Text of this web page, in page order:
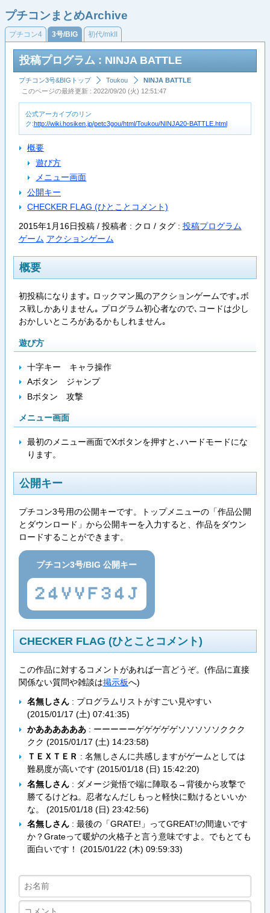
プチコンまとめArchive
プチコン4 3号/BIG 初代/mkII
投稿プログラム : NINJA BATTLE
プチコン3号&BIGトップ Toukou
NINJA BATTLE
このページの最終更新 : 2022/09/20 (火) 12:51:47
公式アーカイブのリン
ク:http://wiki.hosiken.jp/petc3gou/html/Toukou/NINJA20-BATTLE.html
概要
遊び方
メニュー画面
公開キー
CHECKER FLAG (ひとことコメント)
2015年1月16日投稿 / 投稿者 : クロ / タグ : 投稿プログラム
ゲーム アクションゲーム
概要
初投稿になります｡ ロックマン風のアクションゲームです｡ボ
ス戦しかありません｡ プログラム初心者なので､コードは少し
おかしいところがあるかもしれません｡
遊び方
十字キー キャラ操作
Aボタン ジャンプ
Bボタン 攻撃
メニュー画面
最初のメニュー画面でXボタンを押すと､ハードモードにな
ります。
公開キー
プチコン3号用の公開キーです。トップメニューの「作品公開
とダウンロード」から公開キーを入力すると、作品をダウン
ロードすることができます。
プチコン3号/BIG 公開キー
24VVF34J
CHECKER FLAG (ひとことコメント)
この作品に対するコメントがあれば一言どうぞ。(作品に直接
関係ない質問や雑談は掲示板へ)
名無しさん: プログラムリストがすごい見やすい
(2015/01/17 (土) 07:41:35)
かああああああ: ーーーーーゲゲゲゲゲソソソソソククク
クク (2015/01/17 (土) 14:23:58)
ＴＥＸＴＥＲ : 名無しさんに共感しますがゲームとしては
難易度が高いです (2015/01/18 (日) 15:42:20)
名無しさん: ダメージ覚悟で端に陣取る→背後から攻撃で
勝てるけどね。忍者なんだしもっと軽快に動けるといいか
な。 (2015/01/18 (日) 23:42:56)
名無しさん: 最後の「GRATE!」ってGREAT!の間違いです
か？Grateって暖炉の火格子と言う意味ですよ。でもとても
面白いです！ (2015/01/22 (木) 09:59:33)